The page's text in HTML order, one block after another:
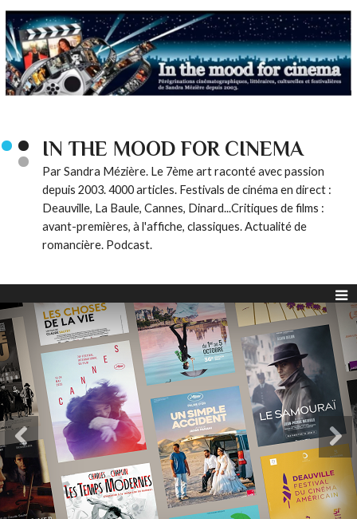
IN THE MOOD FOR CINEMA
Par Sandra Mézière. Le 7ème art raconté avec passion
depuis 2003. 4000 articles. Festivals de cinéma en direct :
Deauville, La Baule, Cannes, Dinard...Critiques de films :
avant-premières, à l'affiche, classiques. Actualité de
romancière. Podcast.